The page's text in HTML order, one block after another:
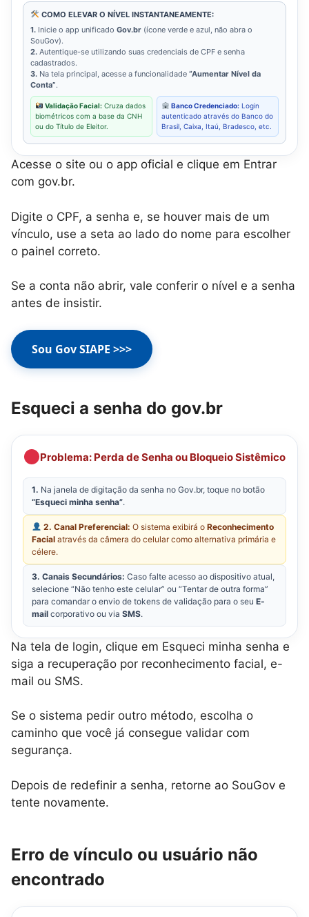
COMO ELEVAR O NÍVEL INSTANTANEAMENTE:
1. Inicie o app unificado Gov.br (ícone verde e azul, não abra o
SouGov).
2. Autentique-se utilizando suas credenciais de CPF e senha
cadastrados.
3. Na tela principal, acesse a funcionalidade “Aumentar Nível da
Conta”.
Validação Facial: Cruza dados
biométricos com a base da CNH
ou do Título de Eleitor.
Banco Credenciado: Login
autenticado através do Banco do
Brasil, Caixa, Itaú, Bradesco, etc.
Acesse o site ou o app oficial e clique em Entrar
com gov.br.
Digite o CPF, a senha e, se houver mais de um
vínculo, use a seta ao lado do nome para escolher
o painel correto.
Se a conta não abrir, vale conferir o nível e a senha
antes de insistir.
Sou Gov SIAPE >>>
Esqueci a senha do gov.br
Problema: Perda de Senha ou Bloqueio Sistêmico
1. Na janela de digitação da senha no Gov.br, toque no botão
“Esqueci minha senha”.
2. Canal Preferencial: O sistema exibirá o Reconhecimento
Facial através da câmera do celular como alternativa primária e
célere.
3. Canais Secundários: Caso falte acesso ao dispositivo atual,
selecione “Não tenho este celular” ou “Tentar de outra forma”
para comandar o envio de tokens de validação para o seu E-
mail corporativo ou via SMS.
Na tela de login, clique em Esqueci minha senha e
siga a recuperação por reconhecimento facial, e-
mail ou SMS.
Se o sistema pedir outro método, escolha o
caminho que você já consegue validar com
segurança.
Depois de redefinir a senha, retorne ao SouGov e
tente novamente.
Erro de vínculo ou usuário não
encontrado